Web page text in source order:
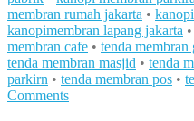
membran rumah jakarta •
kanopimembran lapang jakarta •
membran cafe • tenda membran
tenda membran masjid • tenda
parkirn • tenda membran pos •
Comments